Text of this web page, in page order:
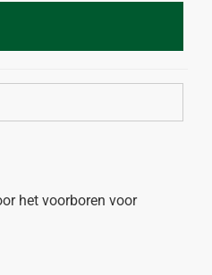
het voorboren voor